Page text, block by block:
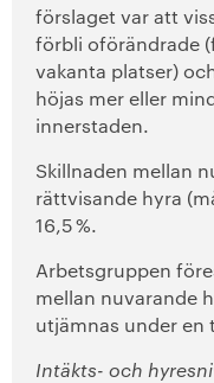
förslaget var att
förbli oförändrade
vakanta platser)
höjas mer eller
innerstaden.
Skillnaden mellan
rättvisande hyra
16,5 %.
Arbetsgruppen
mellan nuvarande
utjämnas under en
Intäkts- och